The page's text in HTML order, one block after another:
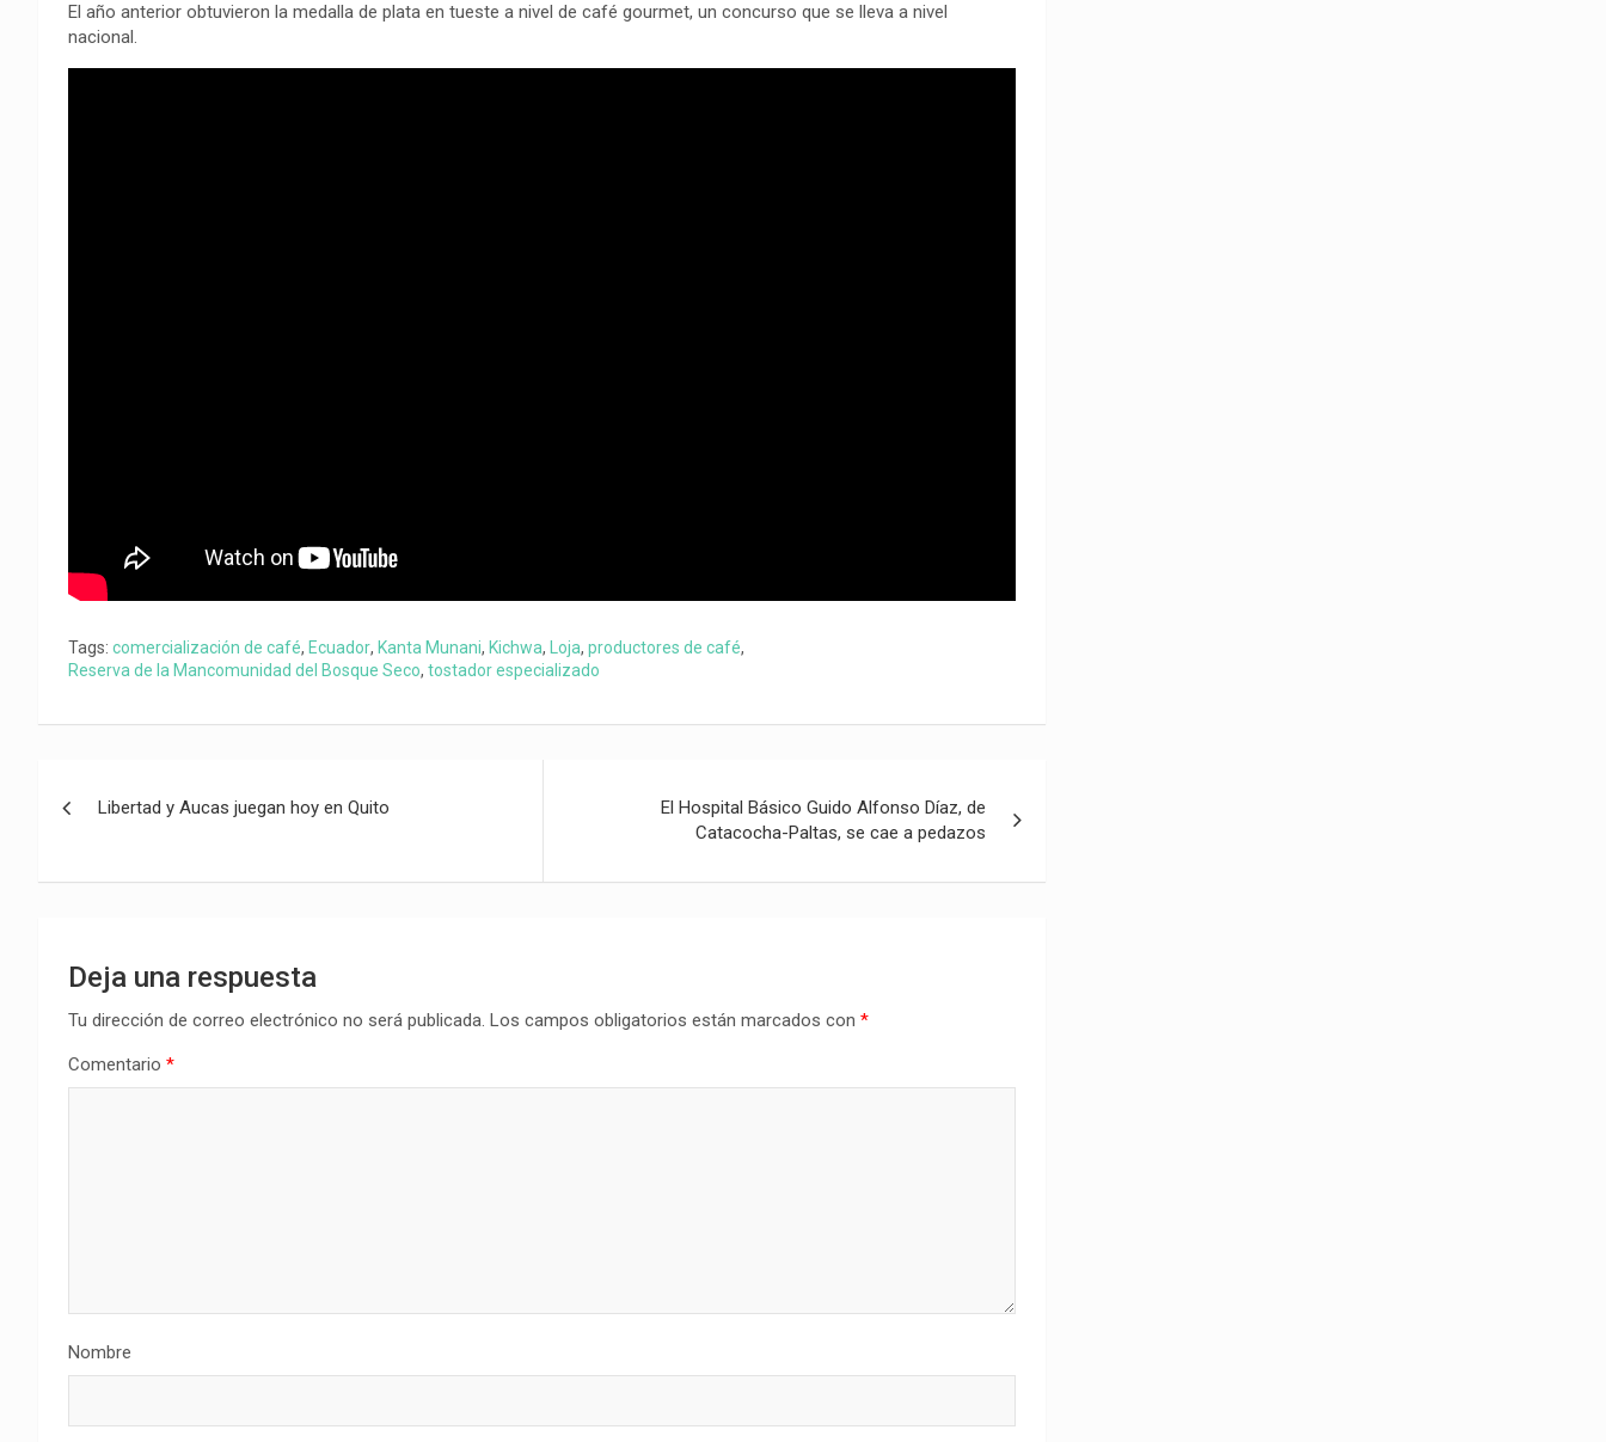
El año anterior obtuvieron la medalla de plata en tueste a nivel de café gourmet, un concurso que se lleva a nivel
nacional.
Tags: comercialización de café, Ecuador, Kanta Munani, Kichwa, Loja, productores de café,
Reserva de la Mancomunidad del Bosque Seco, tostador especializado
entradas
Libertad y Aucas juegan hoy en Quito
El Hospital Básico Guido Alfonso Díaz, de
Catacocha-Paltas, se cae a pedazos
Deja una respuesta
Tu dirección de correo electrónico no será publicada. Los campos obligatorios están marcados con *
Comentario *
Nombre